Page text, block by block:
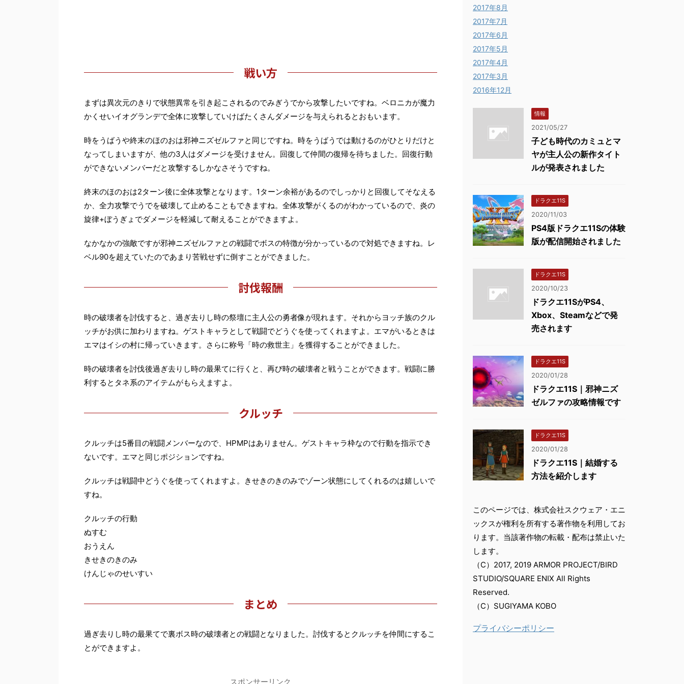
戦い方
まずは異次元のきりで状態異常を引き起こされるのでみぎうでから攻撃したいですね。ベロニカが魔力
かくせいイオグランデで全体に攻撃していけばたくさんダメージを与えられるとおもいます。
時をうばうや終末のほのおは邪神ニズゼルファと同じですね。時をうばうでは動けるのがひとりだけと
なってしまいますが、他の3人はダメージを受けません。回復して仲間の復帰を待ちました。回復行動
ができないメンバーだと攻撃するしかなさそうですね。
終末のほのおは2ターン後に全体攻撃となります。1ターン余裕があるのでしっかりと回復してそなえる
か、全力攻撃でうでを破壊して止めることもできますね。全体攻撃がくるのがわかっているので、炎の
旋律+ぼうぎょでダメージを軽減して耐えることができますよ。
なかなかの強敵ですが邪神ニズゼルファとの戦闘でボスの特徴が分かっているので対処できますね。レ
ベル90を超えていたのであまり苦戦せずに倒すことができました。
討伐報酬
時の破壊者を討伐すると、過ぎ去りし時の祭壇に主人公の勇者像が現れます。それからヨッチ族のクル
ッチがお供に加わりますね。ゲストキャラとして戦闘でどうぐを使ってくれますよ。エマがいるときは
エマはイシの村に帰っていきます。さらに称号「時の救世主」を獲得することができました。
時の破壊者を討伐後過ぎ去りし時の最果てに行くと、再び時の破壊者と戦うことができます。戦闘に勝
利するとタネ系のアイテムがもらえますよ。
クルッチ
クルッチは5番目の戦闘メンバーなので、HPMPはありません。ゲストキャラ枠なので行動を指示でき
ないです。エマと同じポジションですね。
クルッチは戦闘中どうぐを使ってくれますよ。きせきのきのみでゾーン状態にしてくれるのは嬉しいで
すね。
クルッチの行動
ぬすむ
おうえん
きせきのきのみ
けんじゃのせいすい
まとめ
過ぎ去りし時の最果てで裏ボス時の破壊者との戦闘となりました。討伐するとクルッチを仲間にするこ
とができますよ。
スポンサーリンク
2017年8月
2017年7月
2017年6月
2017年5月
2017年4月
2017年3月
2016年12月
情報
2021/05/27
子ども時代のカミュとマ
ヤが主人公の新作タイト
ルが発表されました
ドラクエ11S
2020/11/03
PS4版ドラクエ11Sの体験
版が配信開始されました
ドラクエ11S
2020/10/23
ドラクエ11SがPS4、
Xbox、Steamなどで発
売されます
ドラクエ11S
2020/01/28
ドラクエ11S｜邪神ニズ
ゼルファの攻略情報です
ドラクエ11S
2020/01/28
ドラクエ11S｜結婚する
方法を紹介します
このページでは、株式会社スクウェア・エニ
ックスが権利を所有する著作物を利用してお
ります。当該著作物の転載・配布は禁止いた
します。
（C）2017, 2019 ARMOR PROJECT/BIRD
STUDIO/SQUARE ENIX All Rights
Reserved.
（C）SUGIYAMA KOBO
プライバシーポリシー